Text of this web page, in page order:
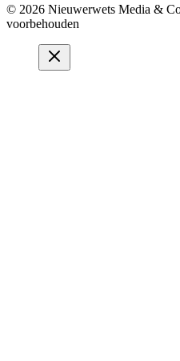
© 2026 Nieuwerwets Media &
voorbehouden